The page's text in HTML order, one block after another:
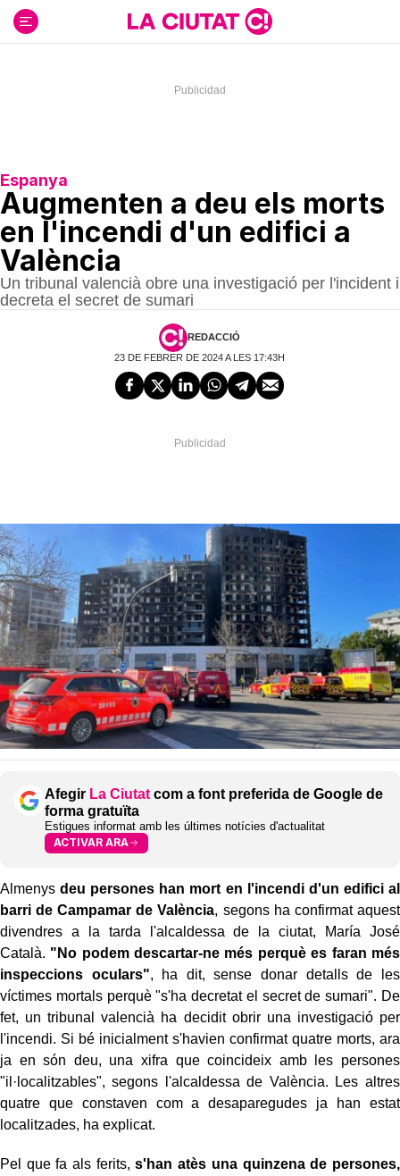
contenido
Espanya
Augmenten a deu els morts
en l'incendi d'un edifici a
València
Un tribunal valencià obre una investigació per l'incident i
decreta el secret de sumari
REDACCIÓ
23 DE FEBRER DE 2024 A LES 17:43H
Afegir La Ciutat com a font preferida de Google de
forma gratuïta
Estigues informat amb les últimes notícies d'actualitat
ACTIVAR ARA
Almenysdeu persones han mort en l'incendi d'un edifici al
barri de Campamar de València, segons ha confirmat aquest
divendres a la tarda l'alcaldessa de la ciutat, María José
Català. "No podem descartar-ne més perquè es faran més
inspeccions oculars", ha dit, sense donar detalls de les
víctimes mortals perquè "s'ha decretat el secret de sumari". De
fet, un tribunal valencià ha decidit obrir una investigació per
l'incendi. Si bé inicialment s'havien confirmat quatre morts, ara
ja en són deu, una xifra que coincideix amb les persones
"il·localitzables", segons l'alcaldessa de València. Les altres
quatre que constaven com a desaparegudes ja han estat
localitzades, ha explicat.
Pel que fa als ferits,s'han atès una quinzena de persones,